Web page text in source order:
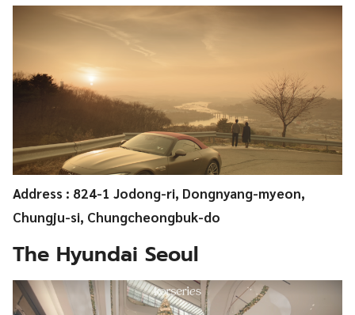
Address : 824-1 Jodong-ri, Dongnyang-myeon,
Chungju-si, Chungcheongbuk-do
The Hyundai Seoul